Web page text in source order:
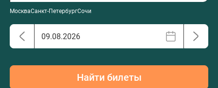
МоскваСанкт-ПетербургСочи
Найти билеты